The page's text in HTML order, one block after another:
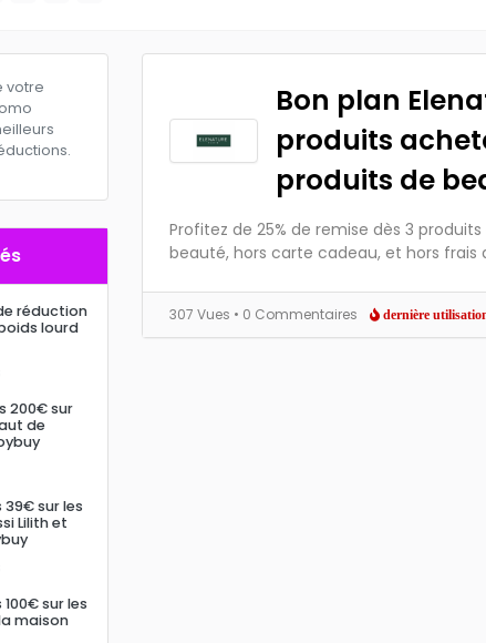
votre
réduction
lourd
200€ sur
de
sur les
Lilith et
sur les
maison
Bon plan
produits
produits de
Profitez de 25% de remise dès 3
beauté, hors carte cadeau, et hors frais
307 Vues • 0 Commentaires dernière